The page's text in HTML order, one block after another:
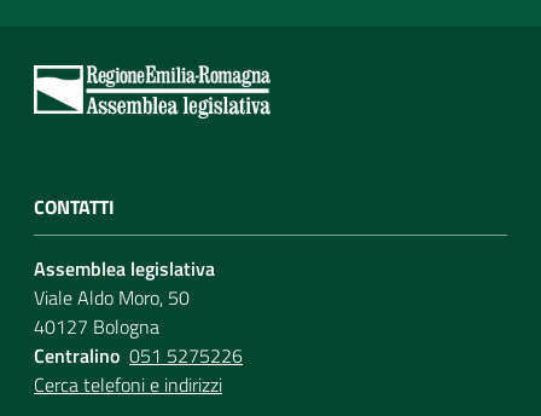
CONTATTI
Assemblea legislativa
Viale Aldo Moro, 50
40127 Bologna
Centralino 051 5275226
Cerca telefoni e indirizzi